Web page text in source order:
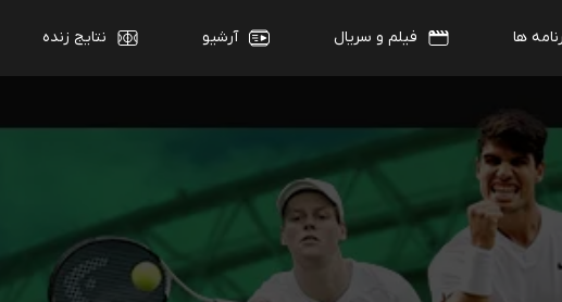
ها فیلم و سریال آرشیو نتایج زنده